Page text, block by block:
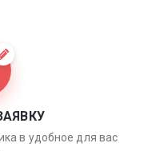
в удобное для вас